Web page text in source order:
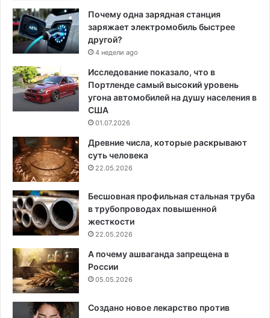
Почему одна зарядная станция
заряжает электромобиль быстрее
другой?
4 недели ago
Исследование показало, что в
Портленде самый высокий уровень
угона автомобилей на душу населения в
США
01.07.2026
Древние числа, которые раскрывают
суть человека
22.05.2026
Бесшовная профильная стальная труба
в трубопроводах повышенной
жесткости
22.05.2026
А почему ашваганда запрещена в
России
05.05.2026
Создано новое лекарство против